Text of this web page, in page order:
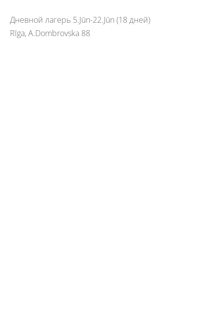
Дневной лагерь 5.Jūn-22.Jūn (18 дней)
Rīga, A.Dombrovska 88